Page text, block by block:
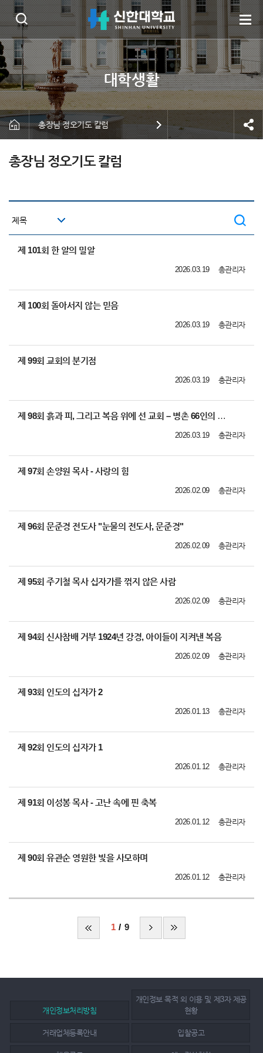
총장님 정오기도 칼럼
총장님 정오기도 칼럼
제 101회 한 알의 밀알
총관리자
2026.03.19
제 100회 돌아서지 않는 믿음
총관리자
2026.03.19
제 99회 교회의 분기점
총관리자
2026.03.19
제 98회 흙과 피, 그리고 복음 위에 선 교회 – 병촌 66인의 순교 이야기 영상
총관리자
2026.03.19
제 97회 손양원 목사 - 사랑의 힘
총관리자
2026.02.09
제 96회 문준경 전도사 "눈물의 전도사, 문준경"
총관리자
2026.02.09
제 95회 주기철 목사 십자가를 꺾지 않은 사람
총관리자
2026.02.09
제 94회 신사참배 거부 1924년 강경, 아이들이 지켜낸 복음
총관리자
2026.02.09
제 93회 인도의 십자가 2
총관리자
2026.01.13
제 92회 인도의 십자가 1
총관리자
2026.01.12
제 91회 이성봉 목사 - 고난 속에 핀 축복
총관리자
2026.01.12
제 90회 유관순 영원한 빛을 사모하며
총관리자
2026.01.12
1 9
개인정보처리방침
개인정보 목적 외 이용 및 제3자 제공
현황
거래업체등록안내 입찰공고